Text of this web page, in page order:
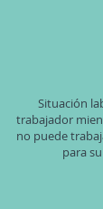
Situación
trabajador
no puede
para